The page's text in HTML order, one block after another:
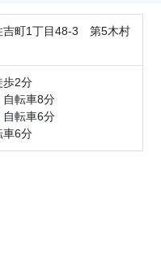
あなたへ、転塾応援
に転塾すると、入会
吉町1丁目48-3 第5木村
歩2分
自転車8分
自転車6分
車6分